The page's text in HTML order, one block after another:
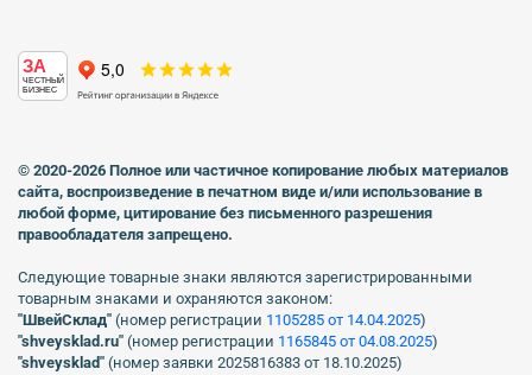
ЗА
ЧЕСТНЫЙ
БИЗНЕС
© 2020-2026 Полное или частичное копирование любых материалов
сайта, воспроизведение в печатном виде и/или использование в
любой форме, цитирование без письменного разрешения
правообладателя запрещено.
Следующие товарные знаки являются зарегистрированными
товарным знаками и охраняются законом:
"ШвейСклад" (номер регистрации 1105285 от 14.04.2025)
"shveуsklad.ru" (номер регистрации 1165845 от 04.08.2025)
"shveysklad" (номер заявки 2025816383 от 18.10.2025)